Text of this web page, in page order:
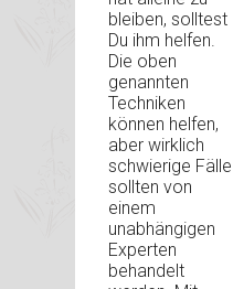
bleiben, solltest
Du ihm helfen.
Die oben
genannten
Techniken
können helfen,
aber wirklich
schwierige Fälle
sollten von
einem
unabhängigen
Experten
behandelt